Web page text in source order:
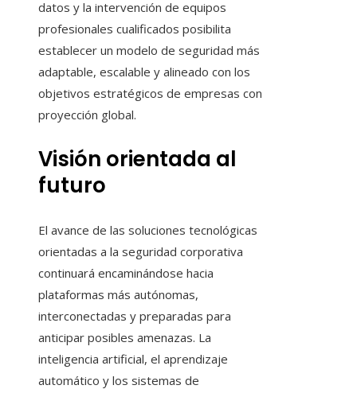
datos y la intervención de equipos
profesionales cualificados posibilita
establecer un modelo de seguridad más
adaptable, escalable y alineado con los
objetivos estratégicos de empresas con
proyección global.
Visión orientada al
futuro
El avance de las soluciones tecnológicas
orientadas a la seguridad corporativa
continuará encaminándose hacia
plataformas más autónomas,
interconectadas y preparadas para
anticipar posibles amenazas. La
inteligencia artificial, el aprendizaje
automático y los sistemas de